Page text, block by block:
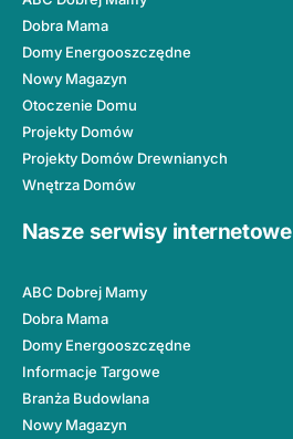
Dobra Mama
Domy Energooszczędne
Nowy Magazyn
Otoczenie Domu
Projekty Domów
Projekty Domów Drewnianych
Wnętrza Domów
Nasze serwisy internetowe
ABC Dobrej Mamy
Dobra Mama
Domy Energooszczędne
Informacje Targowe
Branża Budowlana
Nowy Magazyn